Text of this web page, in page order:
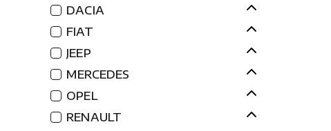
DACIA
FIAT
JEEP
MERCEDES
OPEL
RENAULT